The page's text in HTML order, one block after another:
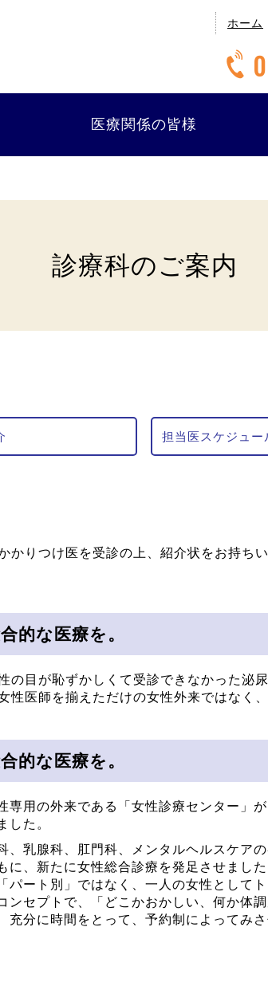
ホーム
医療関係の皆様
診療科のご案内
担当医スケジュー
かりつけ医を受診の上、紹介状をお持ち
的な医療を。
の目が恥ずかしくて受診できなかった泌
医師を揃えただけの女性外来ではなく
的な医療を。
専用の外来である「女性診療センター」
した。
、乳腺科、肛門科、メンタルヘルスケア
に、新たに女性総合診療を発足させまし
パート別」ではなく、一人の女性として
ンセプトで、「どこかおかしい、何か体
充分に時間をとって、予約制によってみ